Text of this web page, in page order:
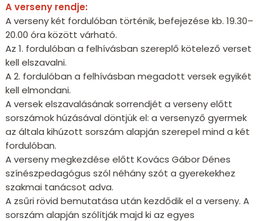
A verseny rendje:
A verseny két fordulóban történik, befejezése kb. 19.30–
20.00 óra között várható.
Az 1. fordulóban a felhívásban szereplő kötelező verset
kell elszavalni.
A 2. fordulóban a felhívásban megadott versek egyikét
kell elmondani.
A versek elszavalásának sorrendjét a verseny előtt
sorszámok húzásával döntjük el: a versenyző gyermek
az általa kihúzott sorszám alapján szerepel mind a két
fordulóban.
A verseny megkezdése előtt Kovács Gábor Dénes
színészpedagógus szól néhány szót a gyerekekhez
szakmai tanácsot adva.
A zsűri rövid bemutatása után kezdődik el a verseny. A
sorszám alapján szólítják majd ki az egyes